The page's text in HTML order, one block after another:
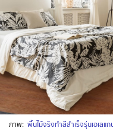
ภาพ:พื้นไม้จริงทำสีสำเร็จรุ่นเอเลแ